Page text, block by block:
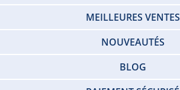
MEILLEURES VENTES
NOUVEAUTÉS
BLOG